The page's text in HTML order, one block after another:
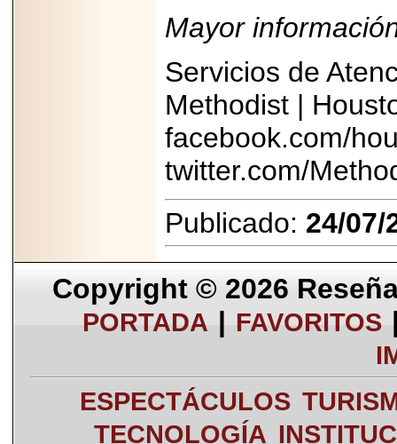
Mayor
Servicios de
Methodist |
facebook.com/
twitter.com/
Publicado: 24/07/
Copyright © 2026
PORTADA | FAVORITOS
ESPECTÁCULOS
TECNOLOGÍA